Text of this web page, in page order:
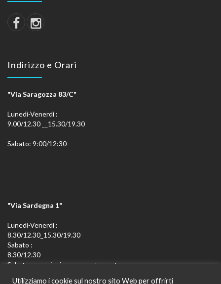
Indirizzo e Orari
"Via Saragozza 83/C"
Lunedì-Venerdì :
9.00/12.30 __15.30/19.30
Sabato: 9:00/12:30
"Via Sardegna 1"
Lunedì-Venerdì :
8.30/12.30_15.30/19.30
Sabato :
8.30/12.30
Sabato pomeriggio su appuntamento
Utilizziamo i cookie sul nostro sito Web per offrirti